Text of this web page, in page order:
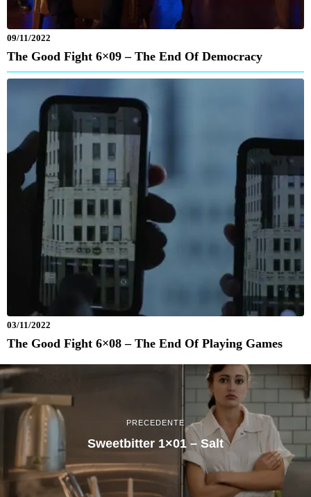
09/11/2022
The Good Fight 6×09 – The End Of Democracy
03/11/2022
The Good Fight 6×08 – The End Of Playing Games
PRECEDENTE
Sweetbitter 1×01 – Salt